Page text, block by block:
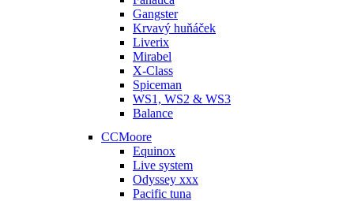
Gangster
Krvavý huňáček
Liverix
Mirabel
X-Class
Spiceman
WS1, WS2 & WS3
Balance
CCMoore
Equinox
Live system
Odyssey xxx
Pacific tuna